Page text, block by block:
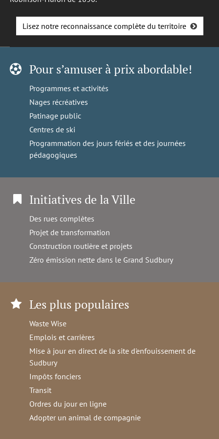
Lisez notre reconnaissance complète du territoire
Pour s’amuser à prix abordable!
Programmes et activités
Nages récréatives
Patinage public
Centres de ski
Programmation des jours fériés et des journées
pédagogiques
Initiatives de la Ville
Des rues complètes
Projet de transformation
Construction routière et projets
Zéro émission nette dans le Grand Sudbury
Les plus populaires
Waste Wise
Emplois et carrières
Mise à jour en direct de la site d'enfouissement de
Sudbury
Impôts fonciers
Transit
Ordres du jour en ligne
Adopter un animal de compagnie